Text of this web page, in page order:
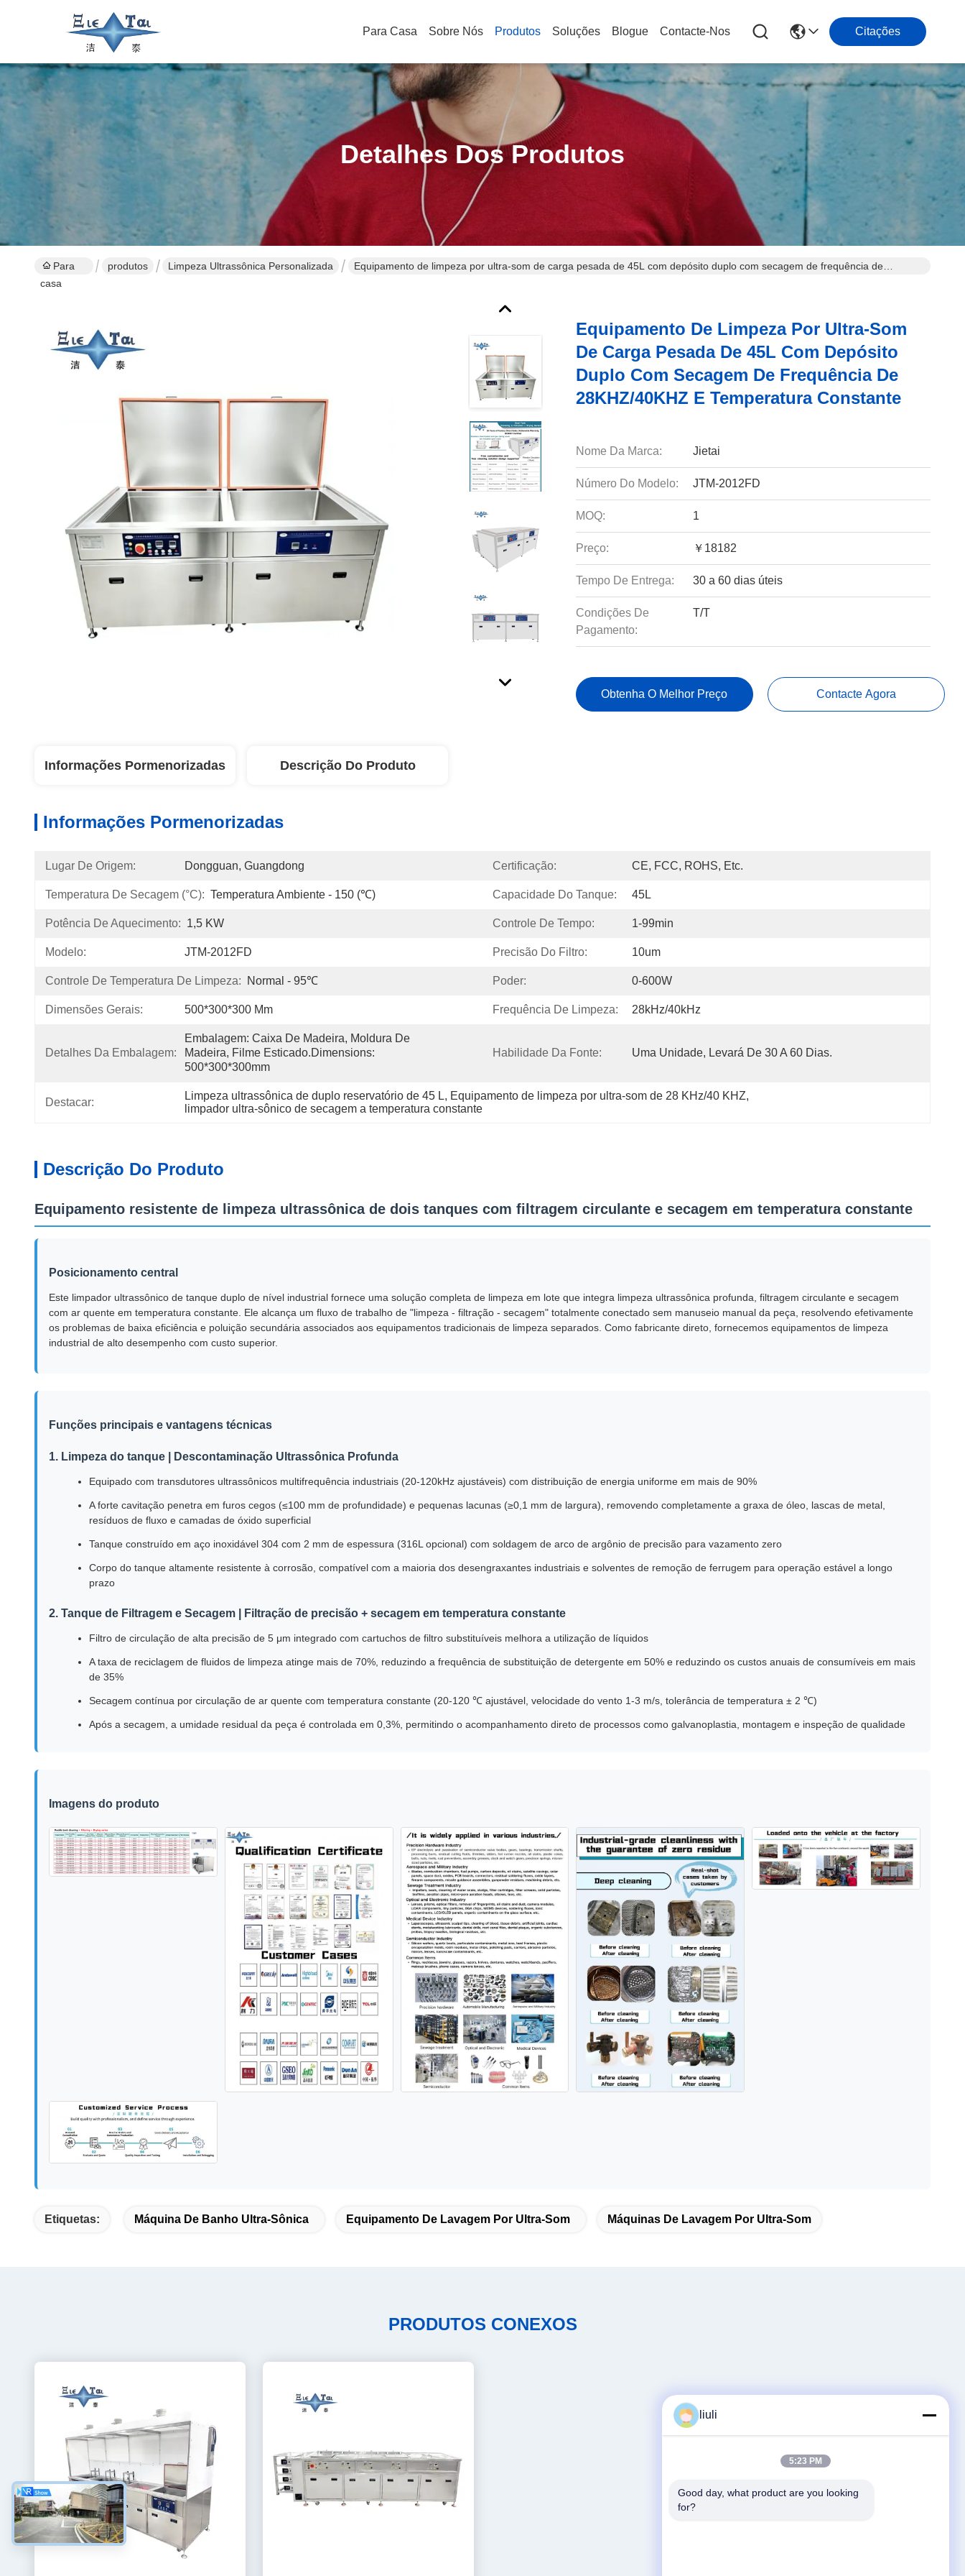
Para Casa Sobre Nós Produtos Soluções Blogue Contacte-Nos Citações
Detalhes Dos Produtos
Para
casa
produtos Limpeza Ultrassônica Personalizada
Equipamento de limpeza por ultra-som de carga pesada de 45L com depósito duplo com secagem de frequência de
Equipamento De Limpeza Por Ultra-Som
De Carga Pesada De 45L Com Depósito
Duplo Com Secagem De Frequência De
28KHZ/40KHZ E Temperatura Constante
Nome Da Marca: Jietai
Número Do Modelo: JTM-2012FD
MOQ: 1
Preço: ￥18182
Tempo De Entrega: 30 a 60 dias úteis
Condições De
Pagamento:
T/T
Obtenha O Melhor Preço Contacte Agora
Informações Pormenorizadas Descrição Do Produto
Informações Pormenorizadas
Lugar De Origem: Dongguan, Guangdong Certificação: CE, FCC, ROHS, Etc.
Temperatura De Secagem (°C): Temperatura Ambiente - 150 (℃) Capacidade Do Tanque: 45L
Potência De Aquecimento: 1,5 KW Controle De Tempo: 1-99min
Modelo: JTM-2012FD Precisão Do Filtro: 10um
Controle De Temperatura De Limpeza: Normal - 95℃ Poder: 0-600W
Dimensões Gerais: 500*300*300 Mm Frequência De Limpeza: 28kHz/40kHz
Detalhes Da Embalagem:
Embalagem: Caixa De Madeira, Moldura De
Madeira, Filme Esticado.Dimensions:
500*300*300mm
Habilidade Da Fonte: Uma Unidade, Levará De 30 A 60 Dias.
Destacar:
Limpeza ultrassônica de duplo reservatório de 45 L, Equipamento de limpeza por ultra-som de 28 KHz/40 KHZ,
limpador ultra-sônico de secagem a temperatura constante
Descrição Do Produto
Equipamento resistente de limpeza ultrassônica de dois tanques com filtragem circulante e secagem em temperatura constante
Posicionamento central
Este limpador ultrassônico de tanque duplo de nível industrial fornece uma solução completa de limpeza em lote que integra limpeza ultrassônica profunda, filtragem circulante e secagem
com ar quente em temperatura constante. Ele alcança um fluxo de trabalho de "limpeza - filtração - secagem" totalmente conectado sem manuseio manual da peça, resolvendo efetivamente
os problemas de baixa eficiência e poluição secundária associados aos equipamentos tradicionais de limpeza separados. Como fabricante direto, fornecemos equipamentos de limpeza
industrial de alto desempenho com custo superior.
Funções principais e vantagens técnicas
1. Limpeza do tanque | Descontaminação Ultrassônica Profunda
Equipado com transdutores ultrassônicos multifrequência industriais (20-120kHz ajustáveis) com distribuição de energia uniforme em mais de 90%
A forte cavitação penetra em furos cegos (≤100 mm de profundidade) e pequenas lacunas (≥0,1 mm de largura), removendo completamente a graxa de óleo, lascas de metal,
resíduos de fluxo e camadas de óxido superficial
Tanque construído em aço inoxidável 304 com 2 mm de espessura (316L opcional) com soldagem de arco de argônio de precisão para vazamento zero
Corpo do tanque altamente resistente à corrosão, compatível com a maioria dos desengraxantes industriais e solventes de remoção de ferrugem para operação estável a longo
prazo
2. Tanque de Filtragem e Secagem | Filtração de precisão + secagem em temperatura constante
Filtro de circulação de alta precisão de 5 μm integrado com cartuchos de filtro substituíveis melhora a utilização de líquidos
A taxa de reciclagem de fluidos de limpeza atinge mais de 70%, reduzindo a frequência de substituição de detergente em 50% e reduzindo os custos anuais de consumíveis em mais
de 35%
Secagem contínua por circulação de ar quente com temperatura constante (20-120 ℃ ajustável, velocidade do vento 1-3 m/s, tolerância de temperatura ± 2 ℃)
Após a secagem, a umidade residual da peça é controlada em 0,3%, permitindo o acompanhamento direto de processos como galvanoplastia, montagem e inspeção de qualidade
Imagens do produto
Etiquetas: Máquina De Banho Ultra-Sônica Equipamento De Lavagem Por Ultra-Som Máquinas De Lavagem Por Ultra-Som
PRODUTOS CONEXOS
liuli
5:23 PM
Good day, what product are you looking
for?